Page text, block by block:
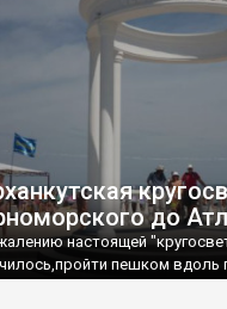
до
настоящей
пешком вдоль